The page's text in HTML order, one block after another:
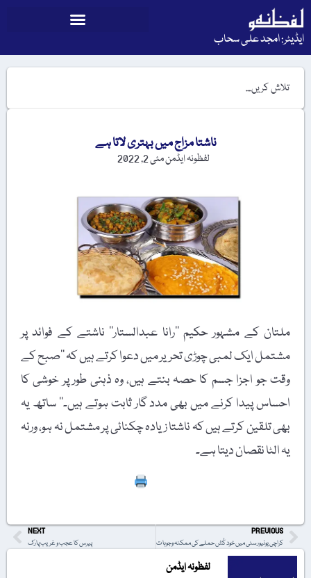
ایڈیٹر: امجد علی سحاب
ناشتا مزاج میں بہتری لاتا ہے
لفظونہ ایڈمنمئی 2, 2022
ملتان کے مشہور حکیم ’’رانا عبدالستار‘‘ ناشتے کے فوائد پر
مشتمل ایک لمبی چوڑی تحریر میں دعوا کرتے ہیں کہ ’’صبح کے
وقت جو اجزا جسم کا حصہ بنتے ہیں، وہ ذہنی طور پر خوشی کا
احساس پیدا کرنے میں بھی مدد گار ثابت ہوتے ہیں۔‘‘ ساتھ یہ
بھی تلقین کرتے ہیں کہ ناشتا زیادہ چکنائی پر مشتمل نہ ہو، ورنہ
یہ الٹا نقصان دیتا ہے۔
PREVIOUS
کراچی یونیورسٹی میں خود کُش حملے کی ممکنہ وجوہات
NEXT
پیرس کا عجب و غریب پارک
لفظونہ ایڈمن